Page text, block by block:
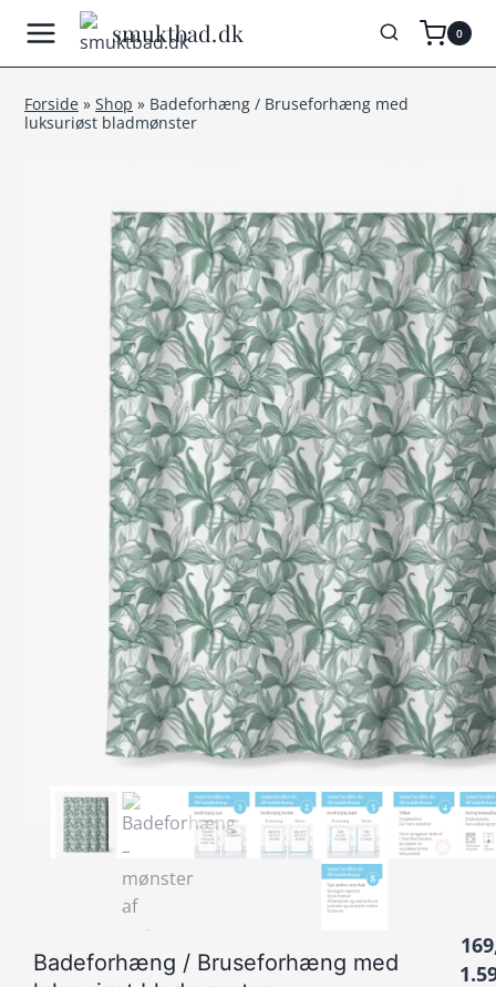
indhold
smuktbad.dk 0
Forside » Shop » Badeforhæng / Bruseforhæng med
luksuriøst bladmønster
Badeforhæng / Bruseforhæng med